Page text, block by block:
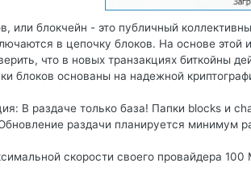
или блокчейн - это публичный
в цепочку блоков. На основе этой
что в новых транзакциях биткойны
блоков основаны на надежной
В раздаче только база! Папки blocks и
раздачи планируется минимум
скорости своего провайдера 100